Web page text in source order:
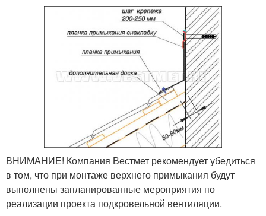
ВНИМАНИЕ! Компания Вестмет рекомендует убедиться
в том, что при монтаже верхнего примыкания будут
выполнены запланированные мероприятия по
реализации проекта подкровельной вентиляции.